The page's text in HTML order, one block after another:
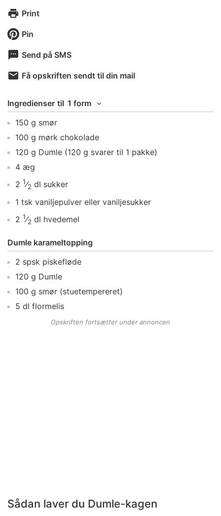
Print
Pin
Send på SMS
Få opskriften sendt til din mail
Ingredienser til 1 form
150 g smør
100 g mørk chokolade
120 g Dumle (120 g svarer til 1 pakke)
4 æg
2 1⁄2 dl sukker
1 tsk vaniljepulver eller vaniljesukker
2 1⁄2 dl hvedemel
Dumle karameltopping
2 spsk piskefløde
120 g Dumle
100 g smør (stuetempereret)
5 dl flormelis
Opskriften fortsætter under annoncen
Sådan laver du Dumle-kagen